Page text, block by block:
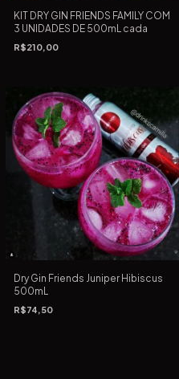
KIT DRY GIN FRIENDS FAMILY COM
3 UNIDADES DE 500mL cada
R$210,00
Dry Gin Friends Juniper Hibiscus
500mL
R$74,50